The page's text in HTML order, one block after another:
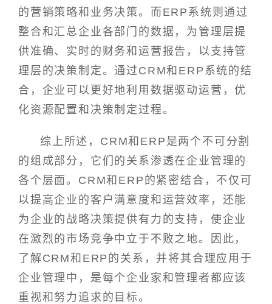
的营销策略和业务决策。而ERP系统则通过
整合和汇总企业各部门的数据，为管理层提
供准确、实时的财务和运营报告，以支持管
理层的决策制定。通过CRM和ERP系统的结
合，企业可以更好地利用数据驱动运营，优
化资源配置和决策制定过程。
综上所述，CRM和ERP是两个不可分割
的组成部分，它们的关系渗透在企业管理的
各个层面。CRM和ERP的紧密结合，不仅可
以提高企业的客户满意度和运营效率，还能
为企业的战略决策提供有力的支持，使企业
在激烈的市场竞争中立于不败之地。因此，
了解CRM和ERP的关系，并将其合理应用于
企业管理中，是每个企业家和管理者都应该
重视和努力追求的目标。